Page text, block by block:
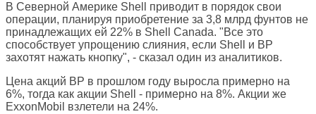
В Северной Америке Shell приводит в порядок свои
операции, планируя приобретение за 3,8 млрд фунтов не
принадлежащих ей 22% в Shell Canada. "Все это
способствует упрощению слияния, если Shell и BP
захотят нажать кнопку", - сказал один из аналитиков.
Цена акций BP в прошлом году выросла примерно на
6%, тогда как акции Shell - примерно на 8%. Акции же
ExxonMobil взлетели на 24%.